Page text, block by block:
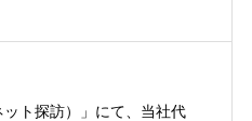
ット探訪）」にて、当社代